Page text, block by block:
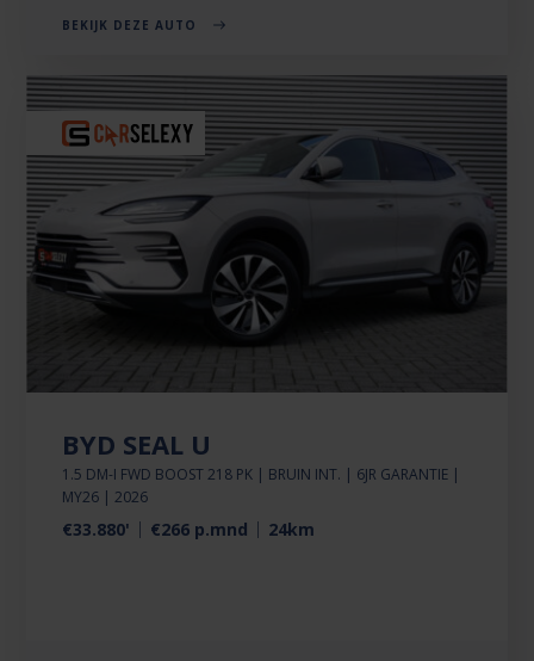
BEKIJK DEZE AUTO
BYD SEAL U
1.5 DM-I FWD BOOST 218 PK | BRUIN INT. | 6JR GARANTIE |
MY26 | 2026
€33.880' €266 p.mnd 24km